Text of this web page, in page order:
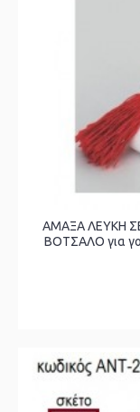
ΑΜΑΞΑ ΛΕΥΚΗ
ΒΟΤΣΑΛΟ για